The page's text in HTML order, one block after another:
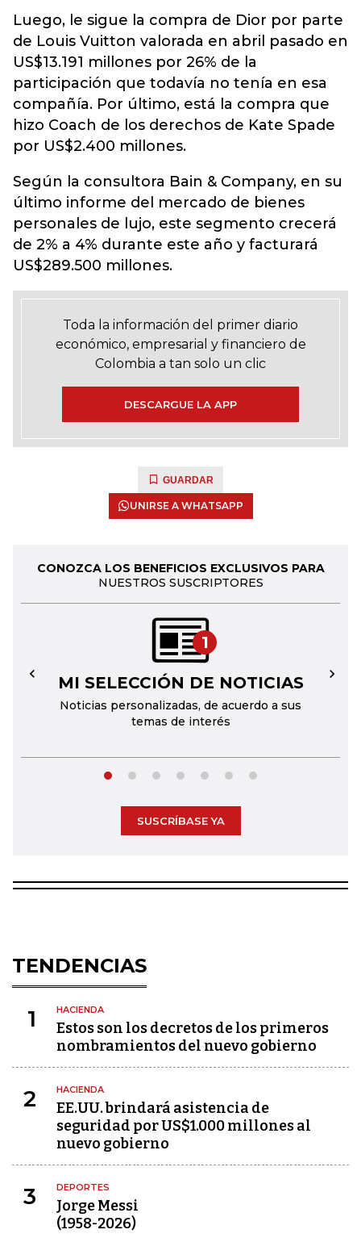
Luego, le sigue la compra de Dior por parte
de Louis Vuitton valorada en abril pasado en
US$13.191 millones por 26% de la
participación que todavía no tenía en esa
compañía. Por último, está la compra que
hizo Coach de los derechos de Kate Spade
por US$2.400 millones.
Según la consultora Bain & Company, en su
último informe del mercado de bienes
personales de lujo, este segmento crecerá
de 2% a 4% durante este año y facturará
US$289.500 millones.
Toda la información del primer diario
económico, empresarial y financiero de
Colombia a tan solo un clic
DESCARGUE LA APP
GUARDAR
UNIRSE A WHATSAPP
CONOZCA LOS BENEFICIOS EXCLUSIVOS PARA
NUESTROS SUSCRIPTORES
1
MI SELECCIÓN DE NOTICIAS
Noticias personalizadas, de acuerdo a sus
temas de interés
← →
SUSCRÍBASE YA
TENDENCIAS
1 HACIENDA
Estos son los decretos de los primeros
nombramientos del nuevo gobierno
2 HACIENDA
EE.UU. brindará asistencia de
seguridad por US$1.000 millones al
nuevo gobierno
3 DEPORTES
Jorge Messi
(1958-2026)